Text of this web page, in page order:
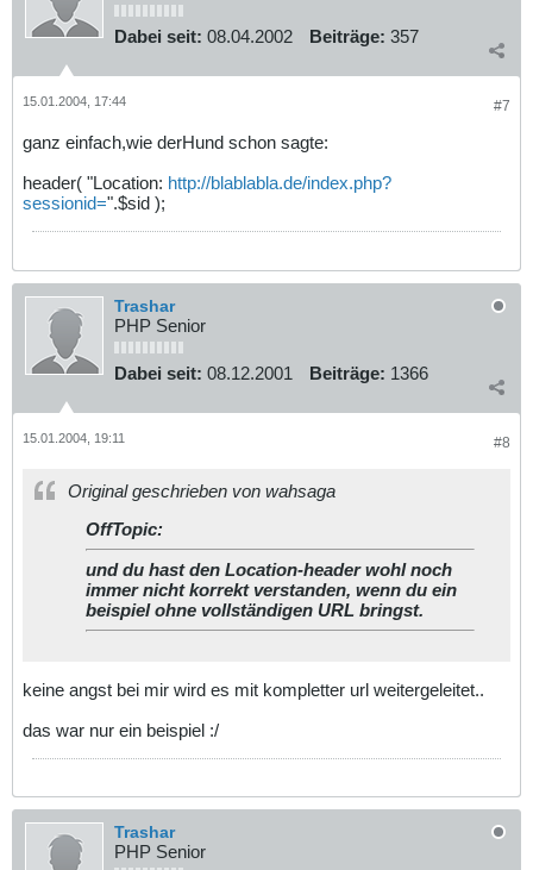
Dabei seit: 08.04.2002 Beiträge: 357
#7
15.01.2004, 17:44
ganz einfach,wie derHund schon sagte:
header( "Location: http://blablabla.de/index.php?
sessionid=".$sid );
Trashar
PHP Senior
Dabei seit: 08.12.2001 Beiträge: 1366
#8
15.01.2004, 19:11
Original geschrieben von wahsaga
OffTopic:
und du hast den Location-header wohl noch
immer nicht korrekt verstanden, wenn du ein
beispiel ohne vollständigen URL bringst.
keine angst bei mir wird es mit kompletter url weitergeleitet..
das war nur ein beispiel :/
Trashar
PHP Senior